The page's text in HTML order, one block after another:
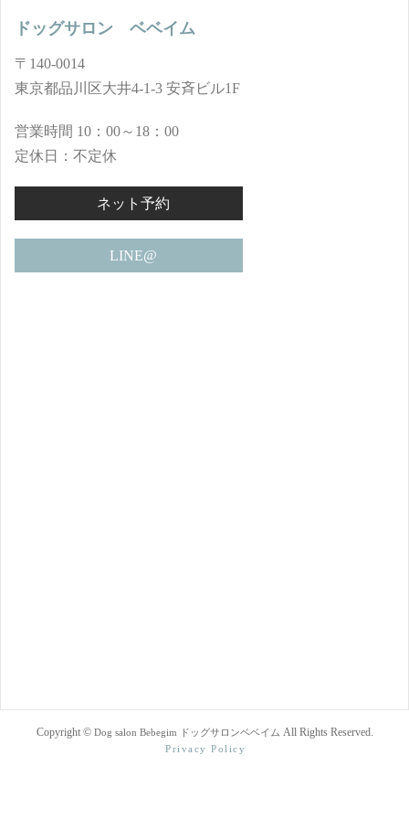
ドッグサロン ベベイム
〒140-0014
東京都品川区大井4-1-3 安斉ビル1F
営業時間 10：00～18：00
定休日：不定休
ネット予約
LINE@
Copyright © Dog salon Bebegim ドッグサロンベベイム All Rights Reserved.
Privacy Policy